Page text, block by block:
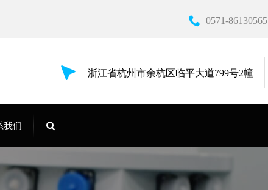
0571-86130565
浙江省杭州市余杭区临平大道799号2幢
我们